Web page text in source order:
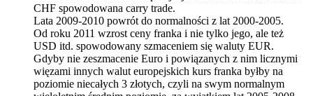
CHF spowodowana carry trade.
Lata 2009-2010 powrót do normalności z lat 2000-2005.
Od roku 2011 wzrost ceny franka i nie tylko jego, ale też
USD itd. spowodowany szmaceniem się waluty EUR.
Gdyby nie zeszmacenie Euro i powiązanych z nim licznymi
więzami innych walut europejskich kurs franka byłby na
poziomie niecałych 3 złotych, czyli na swym normalnym